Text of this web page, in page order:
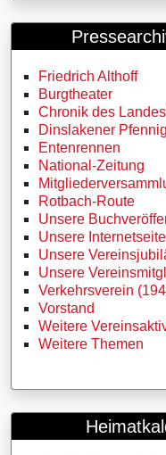
Friedrich Althoff
Burgtheater
Chronik des
Dinslakener Pfennig
Entenrennen
National-Zeitung
Rotbach-Route
Unsere
Unsere Internetseite
Unsere
Unsere
Verkehrsverein
Vorstand
Weitere
Weitere Themen